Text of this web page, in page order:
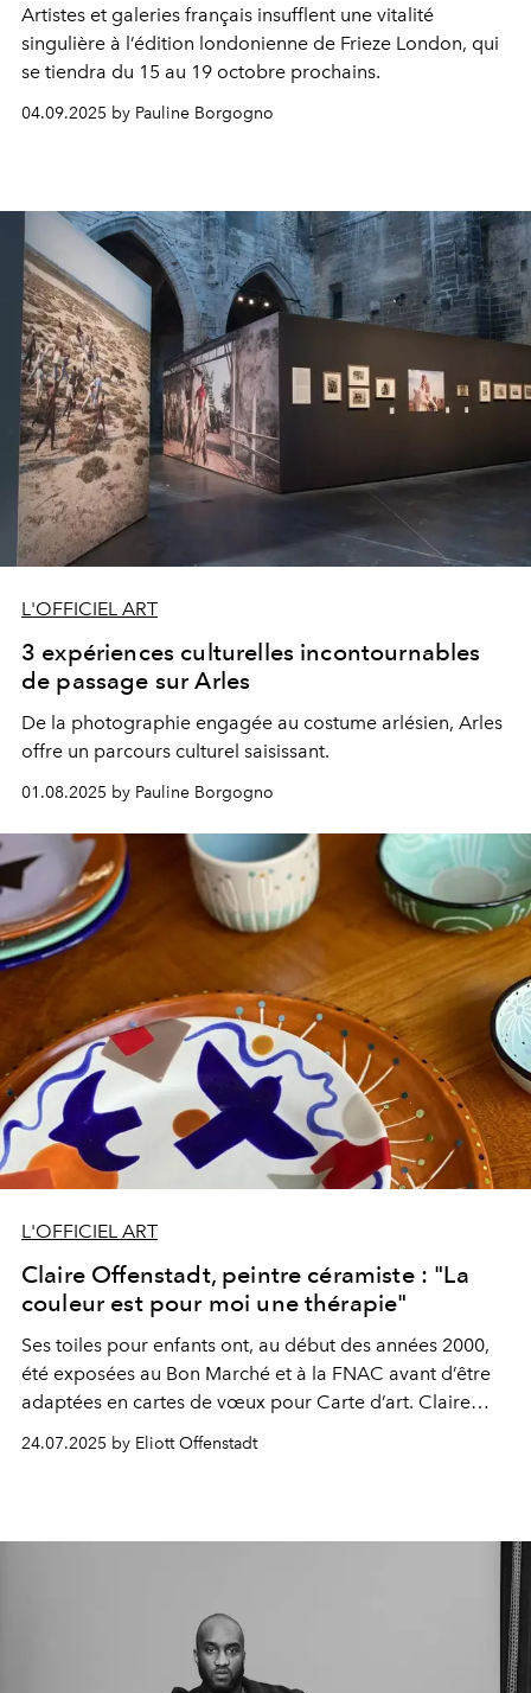
Artistes et galeries français insufflent une vitalité
singulière à l’édition londonienne de Frieze London, qui
se tiendra du 15 au 19 octobre prochains.
04.09.2025 by Pauline Borgogno
L'OFFICIEL ART
3 expériences culturelles incontournables
de passage sur Arles
De la photographie engagée au costume arlésien, Arles
offre un parcours culturel saisissant.
01.08.2025 by Pauline Borgogno
L'OFFICIEL ART
Claire Offenstadt, peintre céramiste : "La
couleur est pour moi une thérapie"
Ses toiles pour enfants ont, au début des années 2000,
été exposées au Bon Marché et à la FNAC avant d’être
adaptées en cartes de vœux pour Carte d’art. Claire
Offenstadt revient cette année à sa passion, la création.
Cette fois avec des céramiques artisanales aux couleurs
24.07.2025 by Eliott Offenstadt